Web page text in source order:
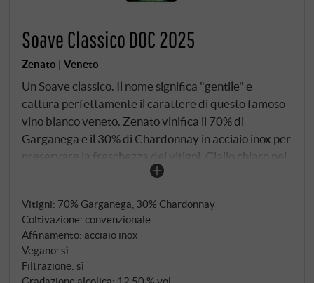
Soave Classico DOC 2025
Zenato | Veneto
Un Soave classico. Il nome significa "gentile" e
cattura perfettamente il carattere di questo famoso
vino bianco veneto. Zenato vinifica il 70% di
Garganega e il 30% di Chardonnay in acciaio inox per
preservare la freschezza dei vitigni. Giallo chiaro nel
bicchiere, con aromi di mela verde, pera e sottili note
un vino bianco non complicato, con un'acidità
moderata e una piacevole scorrevolezza. Ideale con
antipasti, pesce e piatti estivi leggeri.
SUPERIORE.DE
Vitigni: 70% Garganega, 30% Chardonnay
Coltivazione: convenzionale
Affinamento: acciaio inox
Vegano: sì
Filtrazione: sì